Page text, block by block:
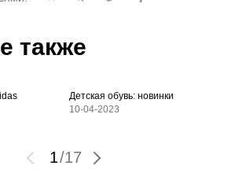
также
Детская обувь: новинки
10-04-2023
1/17